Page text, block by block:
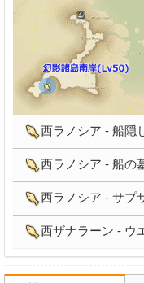
西ラノシア - 船隠
西ラノシア - 船の
西ラノシア - サプ
西ザナラーン - ウ